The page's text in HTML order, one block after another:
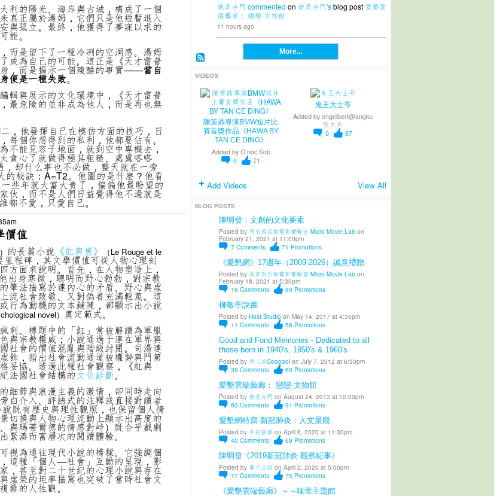
利的陽光、海岸與古城，構成了一個
真正屬於湯姆，它們只是他短暫進入
與孤立。最終，他獲得了夢寐以求的
能。
而是留下了一種冷冽的空洞感。湯姆
成為自己的可能。這正是《天才雷普
，而是揭示一個殘酷的事實——當自
便是一種失敗。
輯與展示的文化環境中，《天才雷普
最危險的並非成為他人，而是再也無
，他發揮自己在模仿方面的技巧，日
每個你想得到的私利，他都要佔有。
不能見容于地面，就到空中専機去，
貪心了就做得極其粗糙、處處嗒嗒
却什么事也不必做，整天就在一旁
的秘訣：A=T2。他圖的是什麽？他看
些年就大富大贵了，偏偏他最盼望的
伙，而不是人們日益覺得他不過就是
都不愛，只愛自己。
價值
的長篇小說 《紅與黑》 （Le Rouge et le
程碑，其文學價值可從人物心理刻
方面來說明。首先，在人物塑造上，
出身寒微，聰明而野心勃勃，對宗教
筆法描寫於連內心的矛盾、野心與虛
社會致敬、又對偽善充滿輕蔑。這
行為動機的文本鋪陳，都顯示出小說
novel） 奠定範式。
刺。標題中的「紅」常被解讀為軍服
與宗教權威；小說通過于連在軍界與
社會的價值混亂與階級封閉。司湯達
飾，指出社會流動通道被權勢與門第
妥協。透過此種社會觀察，《紅與
法國社會結構的文化診斷。
細節與浪漫主義的激情，卻同時走向
白介入、評語式的注釋或直接對讀者
既有歷史與理性觀照，也保留個人情
切換與人物心理流動上顯示出高度的
與瑪蒂爾德的情感對峙）既合乎戲劇
緊湊而富層次的閱讀體驗。
視為通往現代小說的橋樑。它強調個
這種「個人—社會」互動的呈現，影
，甚至對二十世紀的心理小說與存在
虛榮的坦率描寫也突破了當時社會文
雜的人性觀。
就是冷門 commented on 就是冷門'sblog post 愛墾雲
端藝廊： 戀戀·文物館
11 hours ago
More...
VIDEOS
陳策鼎導演BMW短片比
賽首獎作品《HAWA BY
TAN CE DING》
Added by O noc Sob
0
71
鬼王大士爷
Added byengelbert@angku
张文杰
0
87
Add Videos View All
BLOG POSTS
陳明發：文創的文化要素
Posted by 馬來西亞微電影實驗室 Micro Movie Labon
February 21, 2021 at 11:00pm
7 Comments 71 Promotions
《愛懇網》17週年（2009-2026）誠意禮贈
Posted by 馬來西亞微電影實驗室 Micro Movie Labon
February 18, 2021 at 5:30pm
18 Comments 80 Promotions
柳敬亭說書
Posted by Host Studioon May 14, 2017 at 4:30pm
11 Comments 56 Promotions
Good and Fond Memories - Dedicated to all
those born in 1940's, 1950's & 1960's
Posted by 用心涼Cooooolon July 7, 2012 at 6:30pm
39 Comments 60 Promotions
愛墾雲端藝廊： 戀戀·文物館
Posted by 就是冷門 on August 24, 2013 at 10:00pm
93 Comments 91 Promotions
愛墾網特寫·新冠肺炎：人文景觀
Posted by 罗刹蜃楼 on April 6, 2020 at 11:30pm
40 Comments 69 Promotions
陳明發《2019新冠肺炎 觀察紀事》
Posted by 葉子正绿 on April 2, 2020 at 5:00pm
77 Comments 75 Promotions
《愛墾雲端藝廊》～～味蕾主題館